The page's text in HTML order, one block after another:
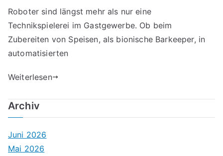
Roboter sind längst mehr als nur eine
Technikspielerei im Gastgewerbe. Ob beim
Zubereiten von Speisen, als bionische Barkeeper, in
automatisierten
Weiterlesen
Archiv
Juni 2026
Mai 2026